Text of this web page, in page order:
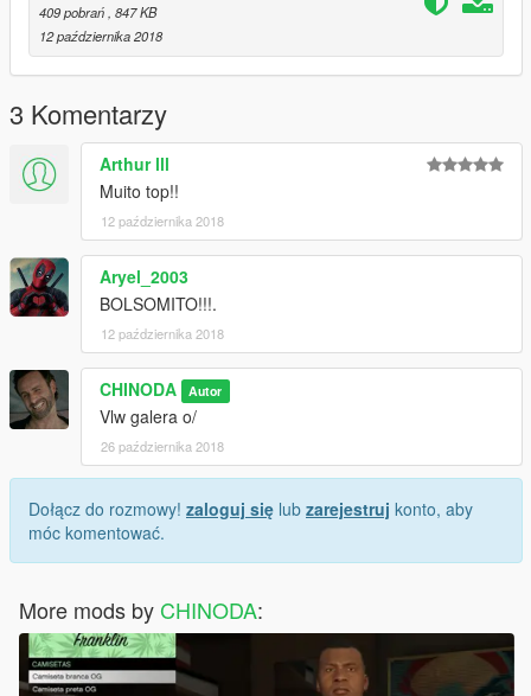
409 pobrań , 847 KB
12 października 2018
3 Komentarzy
Arthur lll
Muito top!!
12 października 2018
Aryel_2003
BOLSOMITO!!!.
12 października 2018
CHINODA Autor
Vlw galera o/
26 października 2018
Dołącz do rozmowy! zaloguj się lub zarejestruj konto, aby
móc komentować.
More mods by CHINODA: